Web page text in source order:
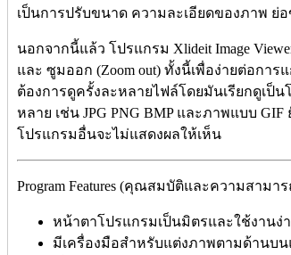
เป็นการปรับขนาด ความละเอียดของภาพ ย่
นอกจากนี้แล้ว โปรแกรม Xlideit Image
และ ซูมออก (Zoom out) ทั้งนี้เพื่อง่ายต่อกา
ต้องการดูครั้งละหลายไฟล์โดยมันเรียกดูเป็
หลาย เช่น JPG PNG BMP และภาพแบบ
โปรแกรมอื่นจะไม่แสดงผลให้เห็น
Program Features (คุณสมบัติและความสามา
หน้าตาโปรแกรมเป็นมิตรและใช้งานง่
มีเครื่องมือสำหรับแต่งภาพตามด้านบ